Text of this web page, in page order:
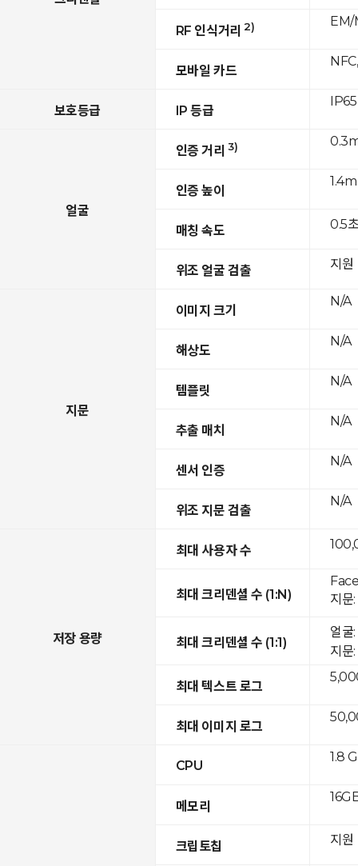
RF 인식거리 2)
모바일 카드
보호등급 IP 등급
얼굴
인증 거리3)
인증 높이
매칭 속도
위조 얼굴 검출
지문
이미지 크기
해상도
템플릿
추출 매치
센서 인증
위조 지문 검출
저장 용량
최대 사용자 수
최대 크리덴셜 수 (1:N)
최대 크리덴셜 수 (1:1)
최대 텍스트 로그
최대 이미지 로그
CPU
메모리
크립토칩
EM/
IP65
0.5
지원
N/A
N/A
N/A
N/A
N/A
N/A
지
얼
지
1.8
지원